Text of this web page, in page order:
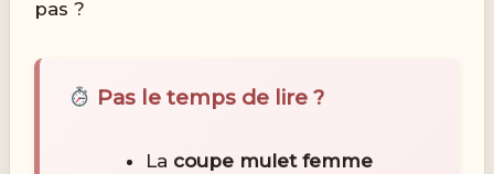
pas ?
Pas le temps de lire ?
La coupe mulet femme